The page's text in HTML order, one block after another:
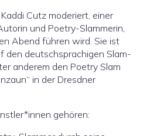
Cutz moderiert, einer
und Poetry-Slammerin,
Abend führen wird. Sie ist
den deutschsprachigen Slam-
anderem den Poetry Slam
in der Dresdner
gehören: